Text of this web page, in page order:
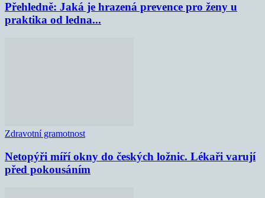
Přehledně: Jaká je hrazená prevence pro ženy u
praktika od ledna...
Zdravotní gramotnost
Netopýři míří okny do českých ložnic. Lékaři varují
před pokousáním